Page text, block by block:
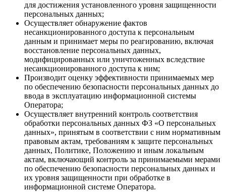
для достижения установленного уровня защищенности
персональных данных;
Осуществляет обнаружение фактов
несанкционированного доступа к персональным
данным и принимает меры по реагированию, включая
восстановление персональных данных,
модифицированных или уничтоженных вследствие
несанкционированного доступа к ним;
Производит оценку эффективности принимаемых мер
по обеспечению безопасности персональных данных до
ввода в эксплуатацию информационной системы
Оператора;
Осуществляет внутренний контроль соответствия
обработки персональных данных ФЗ «О персональных
данных», принятым в соответствии с ним нормативным
правовым актам, требованиям к защите персональных
данных, Политике, Положению и иным локальным
актам, включающий контроль за принимаемыми мерами
по обеспечению безопасности персональных данных и
их уровня защищенности при обработке в
информационной системе Оператора.